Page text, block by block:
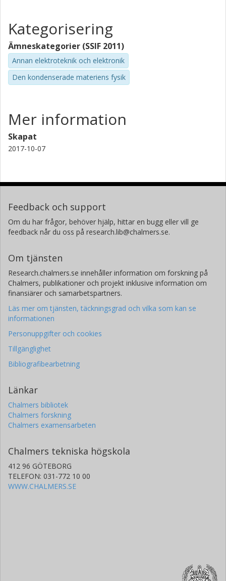
Kategorisering
Ämneskategorier (SSIF 2011)
Annan elektroteknik och elektronik
Den kondenserade materiens fysik
Mer information
Skapat
2017-10-07
Feedback och support
Om du har frågor, behöver hjälp, hittar en bugg eller vill ge
feedback når du oss på research.lib@chalmers.se.
Om tjänsten
Research.chalmers.se innehåller information om forskning på
Chalmers, publikationer och projekt inklusive information om
finansiärer och samarbetspartners.
Läs mer om tjänsten, täckningsgrad och vilka som kan se
informationen
Personuppgifter och cookies
Tillgänglighet
Bibliografibearbetning
Länkar
Chalmers bibliotek
Chalmers forskning
Chalmers examensarbeten
Chalmers tekniska högskola
412 96 GÖTEBORG
TELEFON: 031-772 10 00
WWW.CHALMERS.SE